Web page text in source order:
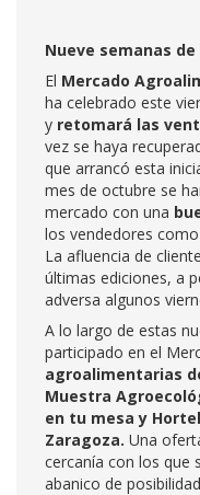
Nueve semanas
El Mercado
ha celebrado este
y retomará las
vez se haya
que arrancó esta
mes de octubre se
mercado con una
los vendedores
La afluencia de
últimas ediciones, a
adversa algunos
A lo largo de estas
participado en el
agroalimentarias
Muestra
en tu mesa y
Zaragoza. Una
cercanía con los que
abanico de